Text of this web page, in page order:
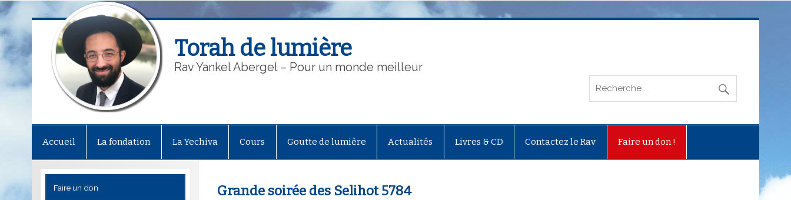
Torah de lumière
Rav Yankel Abergel – Pour un monde meilleur
Accueil La fondation La Yechiva Cours Goutte de lumière Actualités Livres & CD Contactez le Rav Faire un don !
Faire un don Grande soirée des Selihot 5784